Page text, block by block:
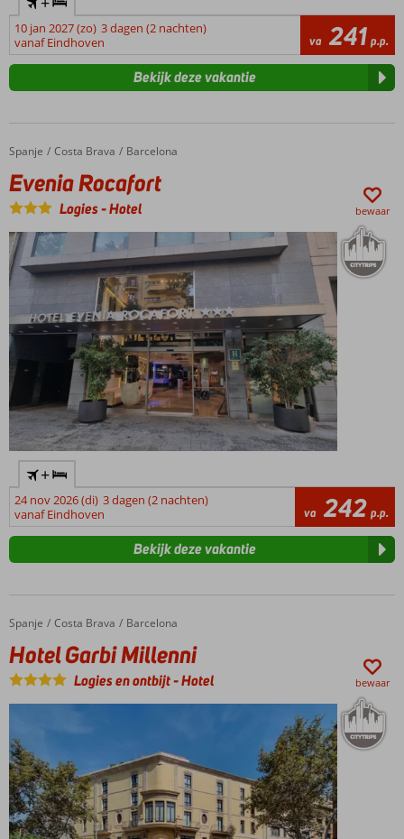
10 jan 2027 (zo) 3 dagen (2 nachten)
vanaf Eindhoven
va 241 p.p.
Bekijk deze vakantie
Home
Spanje Costa Brava Barcelona
Evenia Rocafort
Evenia Rocafort
Logies-Hotel bewaar
+
24 nov 2026 (di) 3 dagen (2 nachten)
vanaf Eindhoven
va 242 p.p.
Bekijk deze vakantie
Home
Spanje Costa Brava Barcelona
Hotel Garbi Millenni
Hotel Garbi Millenni
Logies en ontbijt-Hotel bewaar